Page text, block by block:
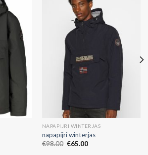
NAPAPIJRI WINTERJAS
napapijri winterjas
€98.00 €65.00